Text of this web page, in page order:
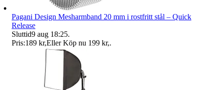
Pagani Design Mesharmband 20 mm i rostfritt stål – Quick
Release
Sluttid9 aug 18:25.
Pris:189 kr,Eller Köp nu 199 kr,.